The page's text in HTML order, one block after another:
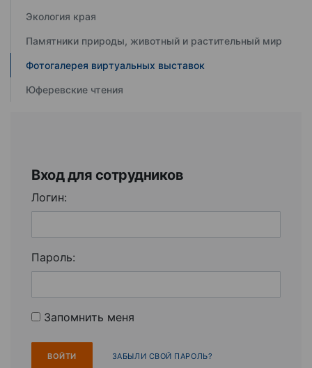
Экология края
Памятники природы, животный и растительный мир
Фотогалерея виртуальных выставок
Юферевские чтения
Вход для сотрудников
Логин:
Пароль:
Запомнить меня
ЗАБЫЛИ СВОЙ ПАРОЛЬ?